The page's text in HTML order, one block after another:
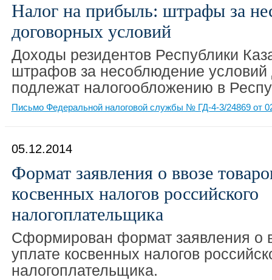
Налог на прибыль: штрафы за
договорных условий
Доходы резидентов Республики
штрафов за несоблюдение условий
подлежат налогообложению в
Письмо Федеральной налоговой службы № ГД-4-3/24869 от
05.12.2014
Формат заявления о ввозе
косвенных налогов российского
налогоплательщика
Сформирован формат заявления о
уплате косвенных налогов
налогоплательщика.